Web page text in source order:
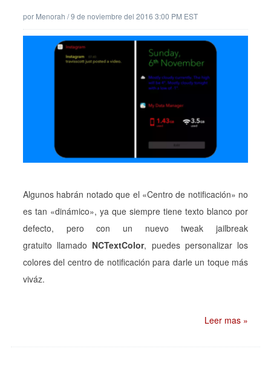
por Menorah /9 de noviembre del 2016 3:00 PM EST
Algunos habrán notado que el «Centro de notificación» no
es tan «dinámico», ya que siempre tiene texto blanco por
defecto, pero con un nuevo tweak jailbreak
gratuito llamado NCTextColor, puedes personalizar los
colores del centro de notificación para darle un toque más
viváz.
Leer mas »